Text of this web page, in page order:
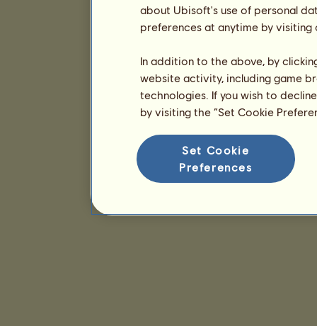
about Ubisoft's use of personal
preferences at anytime by
In addition to the above, by
website activity, including game
technologies. If you wish to
by visiting the “Set Cookie
Set Cookie
Preferences